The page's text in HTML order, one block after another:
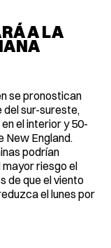
A LA
se pronostican
del sur-sureste,
el interior y 50-
New England.
podrían
riesgo el
de que el viento
el lunes por